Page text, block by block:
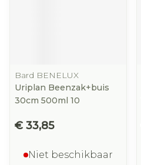
Bard BENELUX
Uriplan Beenzak+buis
30cm 500ml 10
€ 33,85
Niet beschikbaar